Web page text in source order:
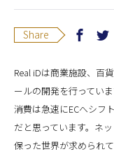
Share
Real iDは商業施設、百
ールの開発を行っていま
消費は急速にECへシフ
だと思っています。ネ
保った世界が求められ